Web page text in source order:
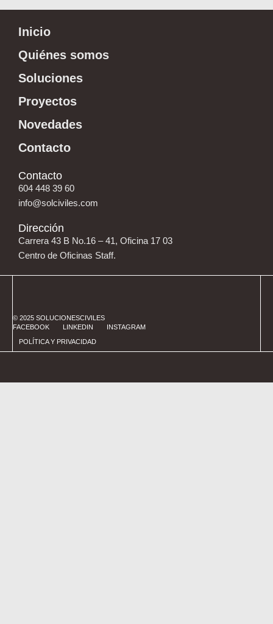
Inicio
Quiénes somos
Soluciones
Proyectos
Novedades
Contacto
Contacto
604 448 39 60
info@solciviles.com
Dirección
Carrera 43 B No.16 – 41, Oficina 17 03
Centro de Oficinas Staff.
© 2025 SOLUCIONESCIVILES
FACEBOOK
LINKEDIN
INSTAGRAM
POLÍTICA Y PRIVACIDAD